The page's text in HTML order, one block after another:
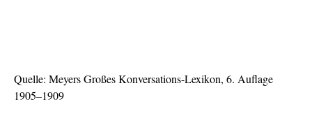
Quelle: Meyers Großes Konversations-Lexikon, 6. Auflage
1905–1909